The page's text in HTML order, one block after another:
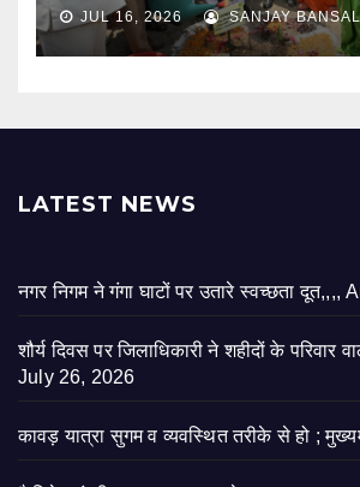
JUL 16, 2026 SANJAY BANSAL
LATEST NEWS
नगर निगम ने गंगा घाटों पर उतारे स्वच्छता दूत,,,,
शौर्य दिवस पर जिलाधिकारी ने शहीदों के परिवार
July 26, 2026
कावड़ यात्रा सुगम व व्यवस्थित तरीके से हो ;